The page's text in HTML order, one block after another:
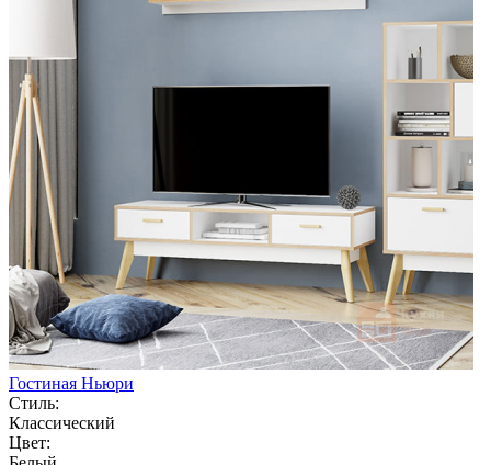
Гостиная Ньюри
Стиль:
Классический
Цвет: